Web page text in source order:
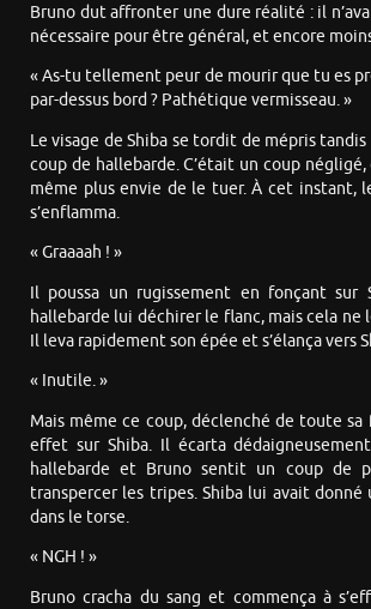
Bruno dut affronter une dure réalité : il
nécessaire pour être général, et encore
« As-tu tellement peur de mourir que tu es
par-dessus bord ? Pathétique vermisseau. »
Le visage de Shiba se tordit de mépris
coup de hallebarde. C’était un coup négligé,
même plus envie de le tuer. À cet instant,
s’enflamma.
« Graaaah ! »
Il poussa un rugissement en fonçant sur
hallebarde lui déchirer le flanc, mais cela ne
Il leva rapidement son épée et s’élança vers
« Inutile. »
Mais même ce coup, déclenché de toute sa
effet sur Shiba. Il écarta
hallebarde et Bruno sentit un coup de
transpercer les tripes. Shiba lui avait donné
dans le torse.
« NGH ! »
Bruno cracha du sang et commença à